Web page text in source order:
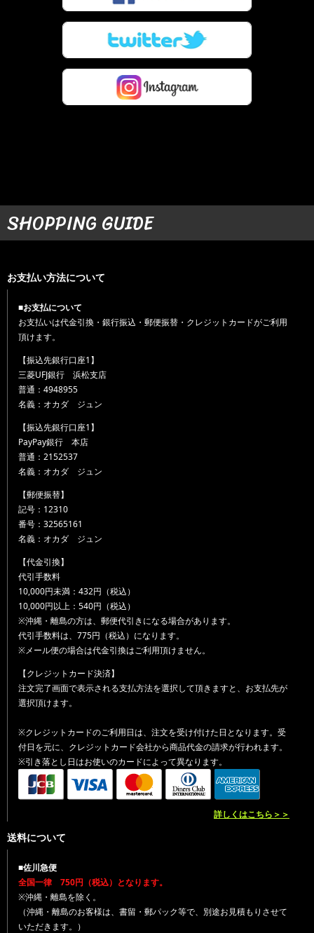
SHOPPING GUIDE
お支払い方法について
■お支払について
お支払いは代金引換・銀行振込・郵便振替・クレジットカードがご利用
頂けます。
【振込先銀行口座1】
三菱UFJ銀行 浜松支店
普通：4948955
名義：オカダ ジュン
【振込先銀行口座1】
PayPay銀行 本店
普通：2152537
名義：オカダ ジュン
【郵便振替】
記号：12310
番号：32565161
名義：オカダ ジュン
【代金引換】
代引手数料
10,000円未満：432円（税込）
10,000円以上：540円（税込）
※沖縄・離島の方は、郵便代引きになる場合があります。
代引手数料は、775円（税込）になります。
※メール便の場合は代金引換はご利用頂けません。
【クレジットカード決済】
注文完了画面で表示される支払方法を選択して頂きますと、お支払先が
選択頂けます。
※クレジットカードのご利用日は、注文を受け付けた日となります。受
付日を元に、クレジットカード会社から商品代金の請求が行われます。
※引き落とし日はお使いのカードによって異なります。
詳しくはこちら＞＞
送料について
■佐川急便
全国一律 750円（税込）となります。
※沖縄・離島を除く。
（沖縄・離島のお客様は、書留・郵パック等で、別途お見積もりさせて
いただきます。）